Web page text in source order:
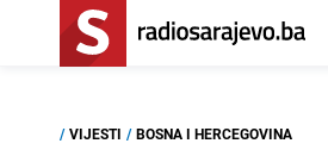
/ VIJESTI / BOSNA I HERCEGOVINA